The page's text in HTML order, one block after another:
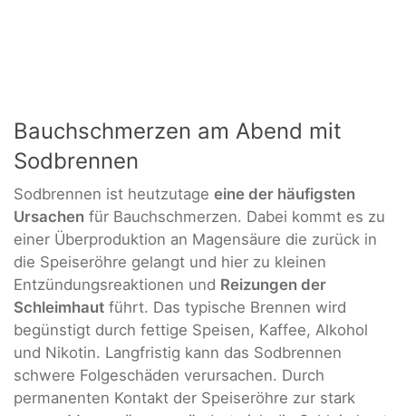
Bauchschmerzen am Abend mit
Sodbrennen
Sodbrennen ist heutzutage eine der häufigsten
Ursachen für Bauchschmerzen. Dabei kommt es zu
einer Überproduktion an Magensäure die zurück in
die Speiseröhre gelangt und hier zu kleinen
Entzündungsreaktionen und Reizungen der
Schleimhaut führt. Das typische Brennen wird
begünstigt durch fettige Speisen, Kaffee, Alkohol
und Nikotin. Langfristig kann das Sodbrennen
schwere Folgeschäden verursachen. Durch
permanenten Kontakt der Speiseröhre zur stark